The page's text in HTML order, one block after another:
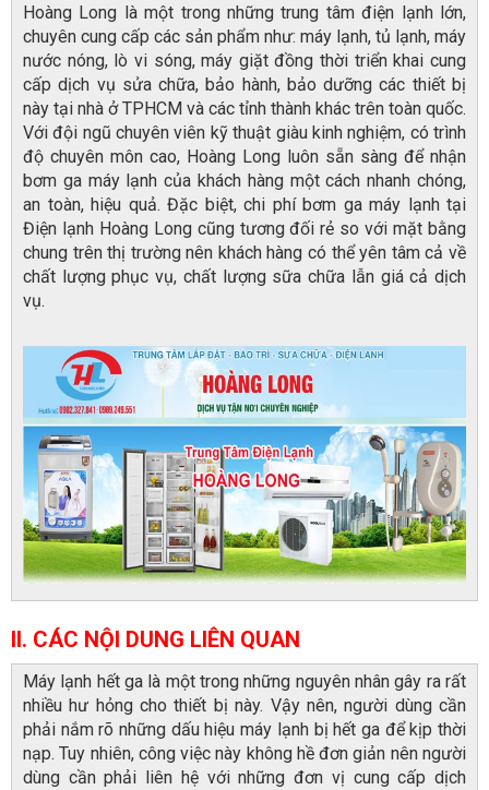
Hoàng Long là một trong những trung tâm điện lạnh lớn,
chuyên cung cấp các sản phẩm như: máy lạnh, tủ lạnh, máy
nước nóng, lò vi sóng, máy giặt đồng thời triển khai cung
cấp dịch vụ sửa chữa, bảo hành, bảo dưỡng các thiết bị
này tại nhà ở TPHCM và các tỉnh thành khác trên toàn quốc.
Với đội ngũ chuyên viên kỹ thuật giàu kinh nghiệm, có trình
độ chuyên môn cao, Hoàng Long luôn sẵn sàng để nhận
bơm ga máy lạnh của khách hàng một cách nhanh chóng,
an toàn, hiệu quả. Đặc biệt, chi phí bơm ga máy lạnh tại
Điện lạnh Hoàng Long cũng tương đối rẻ so với mặt bằng
chung trên thị trường nên khách hàng có thể yên tâm cả về
chất lượng phục vụ, chất lượng sữa chữa lẫn giá cả dịch
vụ.
II. CÁC NỘI DUNG LIÊN QUAN
Máy lạnh hết ga là một trong những nguyên nhân gây ra rất
nhiều hư hỏng cho thiết bị này. Vậy nên, người dùng cần
phải nắm rõ những dấu hiệu máy lạnh bị hết ga để kịp thời
nạp. Tuy nhiên, công việc này không hề đơn giản nên người
dùng cần phải liên hệ với những đơn vị cung cấp dịch